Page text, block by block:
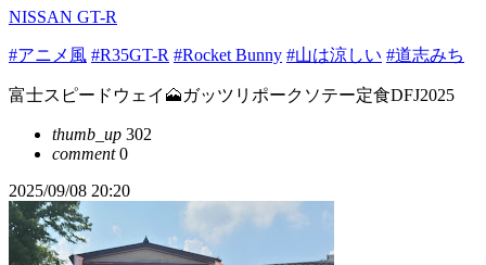
NISSAN GT-R
#アニメ風 #R35GT-R #Rocket Bunny #山は涼しい #道志みち
富士スピードウェイ🗻ガッツリポークソテー定食DFJ2025
thumb_up 302
comment0
2025/09/08 20:20